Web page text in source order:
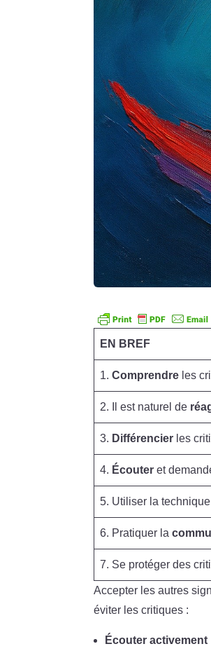
EN BREF
1.Comprendre les
2. Il est naturel de
3. Différencier les
4. Écouter et
5. Utiliser la
6. Pratiquer la
7. Se protéger des
Accepter les autres
éviter les critiques :
Écouter activement